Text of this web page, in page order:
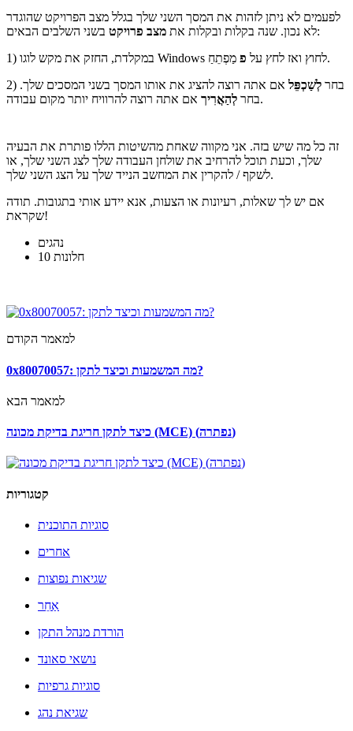
לפעמים לא ניתן לזהות את המסך השני שלך בגלל מצב הפרויקט שהוגדר
לא נכון. שנה בקלות ובקלות את מצב פרויקט
בשני השלבים הבאים:
1) במקלדת, החזק את מקש לוגו Windows לחוץ ואז לחץ על פ
מַפְתֵחַ.
2) בחר לְשַׁכְפֵּל אם אתה רוצה להציג את אותו המסך בשני המסכים שלך.
בחר לְהַאֲרִיך אם אתה רוצה להרוויח יותר מקום עבודה.
זה כל מה שיש בזה. אני מקווה שאחת מהשיטות הללו פותרת את הבעיה
שלך, וכעת תוכל להרחיב את שולחן העבודה שלך לצג השני שלך, או
לשקף / להקרין את המחשב הנייד שלך על הצג השני שלך.
אם יש לך שאלות, רעיונות או הצעות, אנא יידע אותי בתגובות. תודה
שקראת!
נהגים
חלונות 10
למאמר הקודם
0x80070057: מה המשמעות וכיצד לתקן?
למאמר הבא
כיצד לתקן חריגת בדיקת מכונה (MCE) (נפתרה)
קטגוריות
סוגיות התוכנית
אחרים
שגיאות נפוצות
אַחֵר
הורדת מנהל התקן
נושאי סאונד
סוגיות גרפיות
שגיאת נהג